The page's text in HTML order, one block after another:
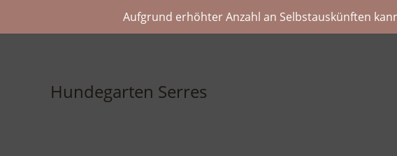
Aufgrund erhöhter Anzahl an Selbstauskünften
Hundegarten Serres